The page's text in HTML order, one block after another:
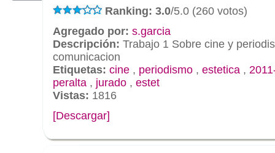
Ranking: 3.0/5.0 (260 votos)
Agregado por: s.garcia
Descripción: Trabajo 1 Sobre cine y
comunicacion
Etiquetas: cine , periodismo , estetica ,
peralta , jurado , estet
Vistas: 1816
[Descargar]